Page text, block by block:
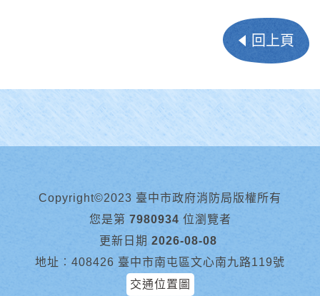
回上頁
Copyright©2023 臺中市政府消防局版權所有
您是第 7980934 位瀏覽者
更新日期 2026-08-08
地址︰408426 臺中市南屯區文心南九路119號
交通位置圖